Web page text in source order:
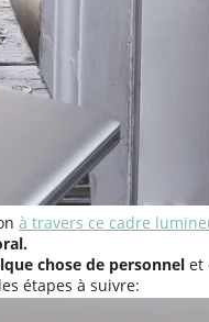
à travers ce cadre
chose de personnel et
étapes à suivre: